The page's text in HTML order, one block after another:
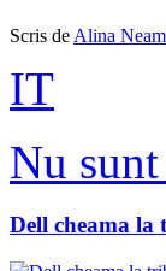
Scris de Alina
IT
Nu
Dell cheama